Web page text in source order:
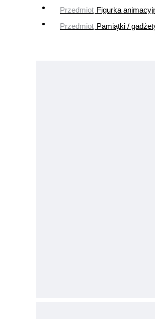
Przedmiot Figurka
Przedmiot Pamiątki /